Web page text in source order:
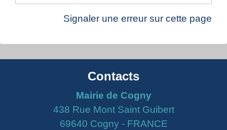
Signaler une erreur sur cette page
Contacts
Mairie de Cogny
438 Rue Mont Saint Guibert
69640 Cogny - FRANCE